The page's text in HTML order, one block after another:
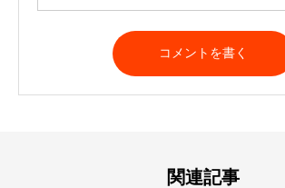
l
関連記事